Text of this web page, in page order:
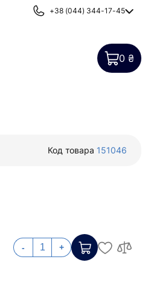
+38 (044) 344-17-45
0 ₴
Код товара 151046
- +